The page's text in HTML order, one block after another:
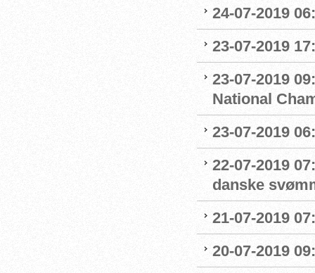
24-07-2019
23-07-2019
23-07-2019
National
23-07-2019
22-07-2019
danske
21-07-2019
20-07-2019